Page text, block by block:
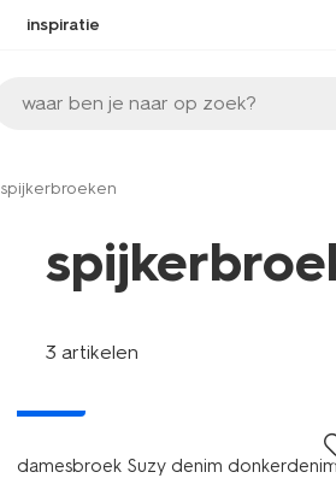
inspiratie
waar ben je naar op zoek?
spijkerbroeken
3 artikelen
damesbroek Suzy denim donkerdenim